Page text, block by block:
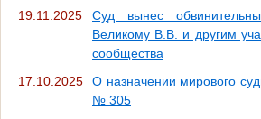
19.11.2025
Cуд вынес
Великому В.В. и другим
сообщества
17.10.2025
О назначении мирового
№ 305